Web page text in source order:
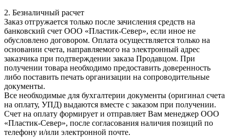
2. Безналичный расчет
Заказ отгружается только после зачисления средств на
банковский счет ООО «Пластик-Север», если иное не
обусловлено договором. Оплата осуществляется только на
основании счета, направляемого на электронный адрес
заказчика при подтверждении заказа Продавцом. При
получении товара необходимо предоставить доверенность
либо поставить печать организации на сопроводительные
документы.
Все необходимые для бухгалтерии документы (оригинал счета
на оплату, УПД) выдаются вместе с заказом при получении.
Счет на оплату формирует и отправляет Вам менеджер ООО
«Пластик-Север», после согласования наличия позиций по
телефону и/или электронной почте.